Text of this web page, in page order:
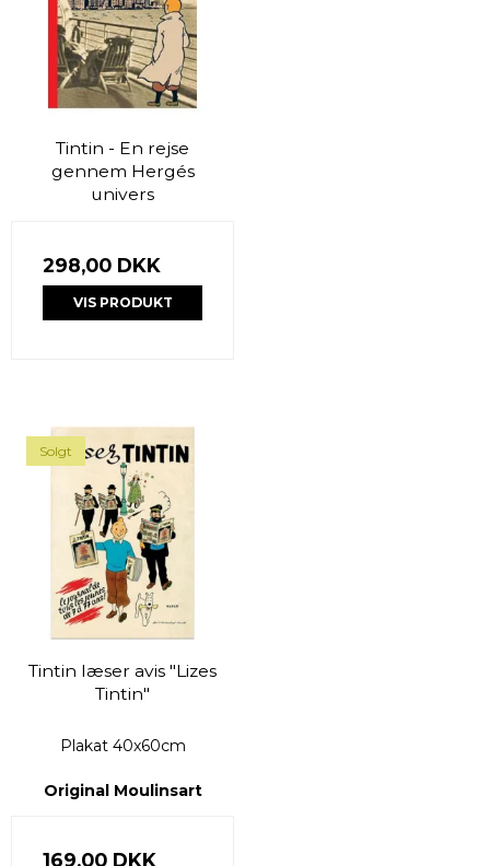
Tintin - En rejse
gennem Hergés
univers
298,00 DKK
VIS PRODUKT
Solgt
Tintin læser avis "Lizes
Tintin"
Plakat 40x60cm
Original Moulinsart
169,00 DKK